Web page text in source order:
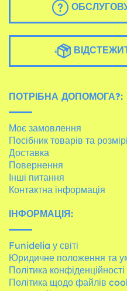
ПОТРІБНА ДОПОМОГА?:
Моє замовлення
Посібник товарів та
Доставка
Повернення
Інші питання
Контактна інформація
ІНФОРМАЦІЯ:
Funidelia у світі
Юридичне положення та
Політика конфіденційності
Політика щодо файлів